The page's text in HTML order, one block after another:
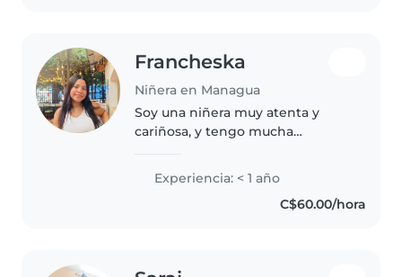
Francheska
Niñera en Managua
Soy una niñera muy atenta y
cariñosa, y tengo mucha
Experiencia: < 1 año
C$60.00/hora